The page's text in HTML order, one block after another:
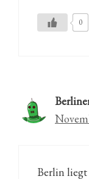
0
Berlin liegt